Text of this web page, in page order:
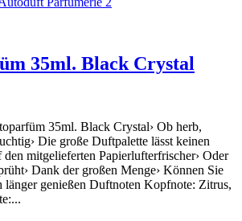
35ml. Black Crystal
35ml. Black Crystal› Ob herb,
Die große Duftpalette lässt keinen
mitgelieferten Papierlufterfrischer› Oder
Dank der großen Menge› Können Sie
länger genießen Duftnoten Kopfnote: Zitrus,